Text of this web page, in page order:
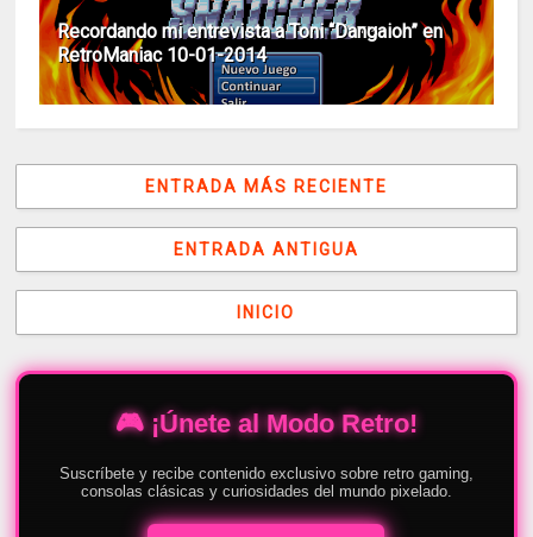
Recordando mi entrevista a Toni “Dangaioh” en
RetroManiac 10-01-2014
ENTRADA MÁS RECIENTE
ENTRADA ANTIGUA
INICIO
🎮 ¡Únete al Modo Retro!
Suscríbete y recibe contenido exclusivo sobre retro gaming,
consolas clásicas y curiosidades del mundo pixelado.